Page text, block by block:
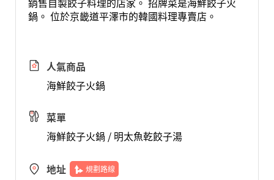
鍋。 位於京畿道平澤市的韓國料理專賣店。
人氣商品
海鮮餃子火鍋
菜單
海鮮餃子火鍋 / 明太魚乾餃子湯
地址 規劃路線